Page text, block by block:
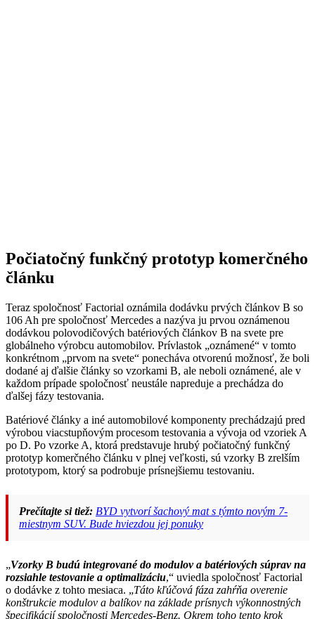
Počiatočný funkčný prototyp komerčného
článku
Teraz spoločnosť Factorial oznámila dodávku prvých článkov B so
106 Ah pre spoločnosť Mercedes a nazýva ju prvou oznámenou
dodávkou polovodičových batériových článkov B na svete pre
globálneho výrobcu automobilov. Prívlastok „oznámené“ v tomto
konkrétnom „prvom na svete“ ponecháva otvorenú možnosť, že boli
dodané aj ďalšie články so vzorkami B, ale neboli oznámené, ale v
každom prípade spoločnosť neustále napreduje a prechádza do
ďalšej fázy testovania.
Batériové články a iné automobilové komponenty prechádzajú pred
výrobou viacstupňovým procesom testovania a vývoja od vzoriek A
po D. Po vzorke A, ktorá predstavuje hrubý počiatočný funkčný
prototyp komerčného článku v plnej veľkosti, sú vzorky B zrelším
prototypom, ktorý sa podrobuje prísnejšiemu testovaniu.
Prečítajte si tiež: BYD vytvorí šachový mat s týmto novým 7-
miestnym SUV. Bude hviezdou jej ponuky
„Vzorky B budú integrované do modulov a batériových súprav na
rozsiahle testovanie a optimalizáciu,“ uviedla spoločnosť Factorial
o dodávke z tohto mesiaca. „Táto kľúčová fáza zahŕňa overenie
konštrukcie modulov a balíkov na základe prísnych výkonnostných
špecifikácií spoločnosti Mercedes-Benz. Okrem toho tento krok